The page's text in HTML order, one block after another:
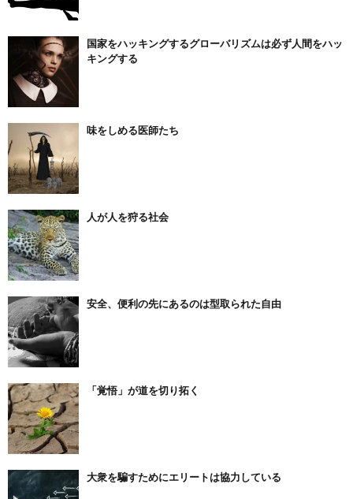
国家をハッキングするグローバリズムは必ず人間をハッ
キングする
味をしめる医師たち
人が人を狩る社会
安全、便利の先にあるのは型取られた自由
「覚悟」が道を切り拓く
大衆を騙すためにエリートは協力している